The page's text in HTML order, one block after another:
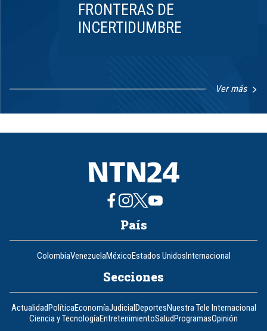
FRONTERAS DE
INCERTIDUMBRE
Ver más
1
8
País
ColombiaVenezuelaMéxicoEstados UnidosInternacional
Secciones
ActualidadPolíticaEconomíaJudicialDeportesNuestra Tele Internacional
Ciencia y TecnologíaEntretenimientoSaludProgramasOpinión